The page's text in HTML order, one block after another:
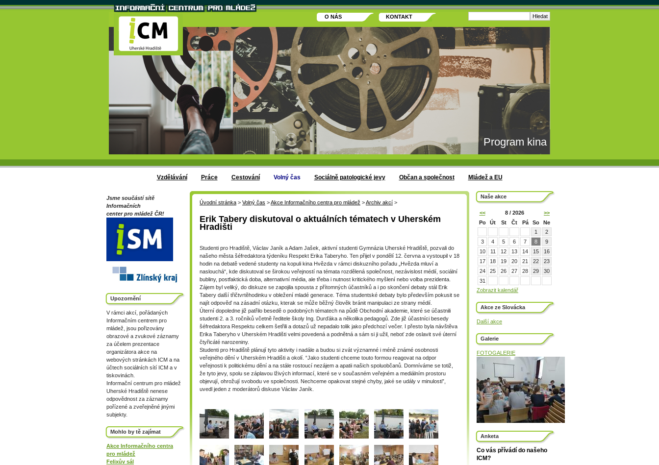
O NÁS KONTAKT
Program kina
Vzdělávání Práce Cestování Volný čas Sociálně patologické jevy Občan a společnost Mládež a EU
Naše akce
<< 8 / 2026
>>
Po
Út St Čt Pá So
Ne
1
2
3
4 5 6 7 8
9
10
11 12 13 14 15
16
17
18 19 20 21 22
23
24
25 26 27 28 29
30
31
Zobrazit kalendář
Akce ze Slovácka
Další akce
Galerie
FOTOGALERIE
Anketa
Co vás přívádí do našeho
ICM?
Jsme součástí sítě
Informačních
center pro mládež ČR!
Upozornění
V rámci akcí, pořádaných
Informačním centrem pro
mládež, jsou pořizovány
obrazové a zvukové záznamy
za účelem prezentace
organizátora akce na
webových stránkách ICM a na
účtech sociálních sítí ICM a v
tiskovinách.
Informační centrum pro mládež
Uherské Hradiště nenese
odpovědnost za záznamy
pořízené a zveřejněné jinými
subjekty.
Mohlo by tě zajímat
Akce Informačního centra
pro mládež
Felixův sál
Úvodní stránka > Volný čas >Akce Informačního centra pro mládež >Archiv akcí >
Erik Tabery diskutoval o aktuálních tématech v Uherském
Hradišti
Studenti pro Hradiště, Václav Janík a Adam Jašek, aktivní studenti Gymnázia Uherské Hradiště, pozvali do
našeho města šéfredaktora týdeníku Respekt Erika Taberyho. Ten přijel v pondělí 12. června a vystoupil v 18
hodin na debatě vedené studenty na kopuli kina Hvězda v rámci diskuzního pořadu „Hvězda mluví a
naslouchá“, kde diskutoval se širokou veřejností na témata rozdělená společnost, nezávislost médií, sociální
bubliny, postfaktická doba, alternativní média, ale třeba i nutnost kritického myšlení nebo volba prezidenta.
Zájem byl veliký, do diskuze se zapojila spousta z přítomných účastníků a i po skončení debaty stál Erik
Tabery další třičtvrtěhodinku v obležení mladé generace. Téma studentské debaty bylo především pokusit se
najít odpověď na zásadní otázku, kterak se může běžný člověk bránit manipulaci ze strany médií.
Úterní dopoledne již patřilo besedě o podobných tématech na půdě Obchodní akademie, které se účastnili
studenti 2. a 3. ročníků včetně ředitele školy Ing. Durďáka a několika pedagogů. Zde již účastníci besedy
šéfredaktora Respektu celkem šetřili a dotazů už nepadalo tolik jako předchozí večer. I přesto byla návštěva
Erika Taberyho v Uherském Hradišti velmi povedená a podnětná a sám si ji užil, neboť zde oslavit své úterní
čtyřicáté narozeniny.
Studenti pro Hradiště plánují tyto aktivity i nadále a budou si zvát významné i méně známé osobnosti
veřejného dění v Uherském Hradišti a okolí. “Jako studenti chceme touto formou reagovat na odpor
veřejnosti k politickému dění a na stále rostoucí nezájem a apatii našich spoluobčanů. Domníváme se totiž,
že tyto jevy, spolu se záplavou lživých informací, které se v současném veřejném a mediálním prostoru
objevují, ohrožují svobodu ve společnosti. Nechceme opakovat stejné chyby, jaké se udály v minulosti”,
uvedl jeden z moderátorů diskuse Václav Janík.